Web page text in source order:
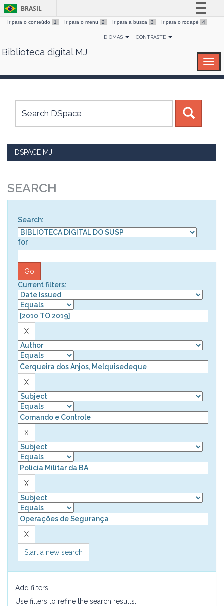
Skip
BRASIL
Simplifique!
Comunica BR
Canais
Ir para o conteúdo 1 Ir para o menu 2 Ir para a busca 3 Ir para o rodapé 4
IDIOMAS CONTRASTE
Biblioteca digital MJ
DSPACE MJ
SEARCH
Search:
for
Current filters:
Start a new search
Add filters:
Use filters to refine the search results.